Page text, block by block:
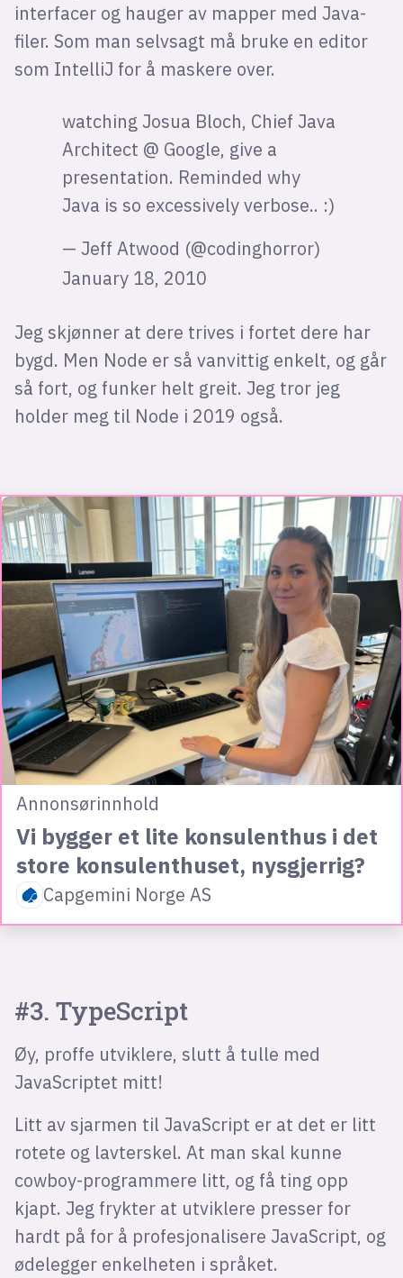
interfacer og hauger av mapper med Java-
filer. Som man selvsagt må bruke en editor
som IntelliJ for å maskere over.
watching Josua Bloch, Chief Java
Architect @ Google, give a
presentation. Reminded why
Java is so excessively verbose.. :)
— Jeff Atwood (@codinghorror)
January 18, 2010
Jeg skjønner at dere trives i fortet dere har
bygd. Men Node er så vanvittig enkelt, og går
så fort, og funker helt greit. Jeg tror jeg
holder meg til Node i 2019 også.
Annonsørinnhold
Vi bygger et lite konsulenthus i det
store konsulenthuset, nysgjerrig?
Capgemini Norge AS
#3. TypeScript
Øy, proffe utviklere, slutt å tulle med
JavaScriptet mitt!
Litt av sjarmen til JavaScript er at det er litt
rotete og lavterskel. At man skal kunne
cowboy-programmere litt, og få ting opp
kjapt. Jeg frykter at utviklere presser for
hardt på for å profesjonalisere JavaScript, og
ødelegger enkelheten i språket.